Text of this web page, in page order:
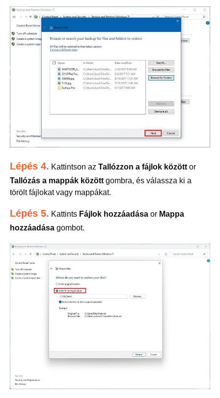
Lépés 4. Kattintson az Tallózzon a fájlok között or
Tallózás a mappák között gombra, és válassza ki a
törölt fájlokat vagy mappákat.
Lépés 5. Kattints Fájlok hozzáadása or Mappa
hozzáadása gombot.